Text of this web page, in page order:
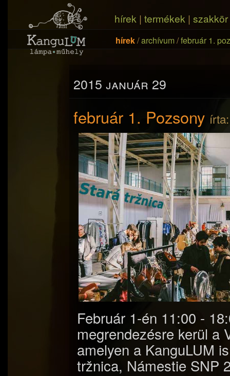
hírek | termékek | szakkör
hírek/archívum/február 1.
2015 január 29
február 1. Pozsony
Február 1-én 11:00 -
megrendezésre kerül a
amelyen a KanguLUM
tržnica, Námestie SNP